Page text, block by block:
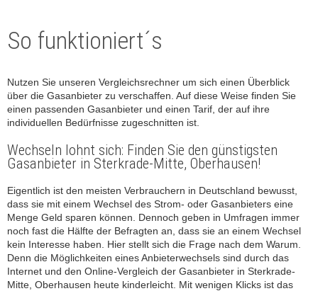
So funktioniert´s
Nutzen Sie unseren Vergleichsrechner um sich einen Überblick
über die Gasanbieter zu verschaffen. Auf diese Weise finden Sie
einen passenden Gasanbieter und einen Tarif, der auf ihre
individuellen Bedürfnisse zugeschnitten ist.
Wechseln lohnt sich: Finden Sie den günstigsten
Gasanbieter in Sterkrade-Mitte, Oberhausen!
Eigentlich ist den meisten Verbrauchern in Deutschland bewusst,
dass sie mit einem Wechsel des Strom- oder Gasanbieters eine
Menge Geld sparen können. Dennoch geben in Umfragen immer
noch fast die Hälfte der Befragten an, dass sie an einem Wechsel
kein Interesse haben. Hier stellt sich die Frage nach dem Warum.
Denn die Möglichkeiten eines Anbieterwechsels sind durch das
Internet und den Online-Vergleich der Gasanbieter in Sterkrade-
Mitte, Oberhausen heute kinderleicht. Mit wenigen Klicks ist das